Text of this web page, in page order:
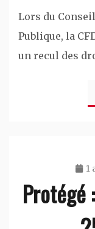
Lors du
Publique, la
un recul des
1
Protégé